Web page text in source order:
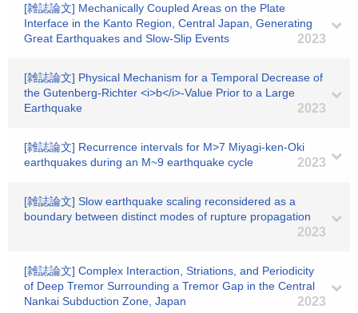
[雑誌論文] Mechanically Coupled Areas on the Plate
Interface in the Kanto Region, Central Japan, Generating
Great Earthquakes and Slow-Slip Events
2023
[雑誌論文] Physical Mechanism for a Temporal Decrease of
the Gutenberg‐Richter <i>b</i>‐Value Prior to a Large
Earthquake
2023
[雑誌論文] Recurrence intervals for M>7 Miyagi-ken-Oki
earthquakes during an M~9 earthquake cycle
2023
[雑誌論文] Slow earthquake scaling reconsidered as a
boundary between distinct modes of rupture propagation
2023
[雑誌論文] Complex Interaction, Striations, and Periodicity
of Deep Tremor Surrounding a Tremor Gap in the Central
Nankai Subduction Zone, Japan
2023